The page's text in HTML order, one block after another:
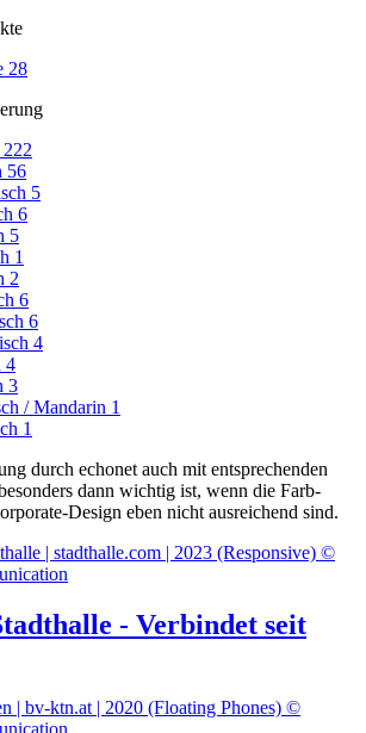
28
222
56
5
6
5
1
2
6
6
4
4
3
/ Mandarin 1
1
durch echonet auch mit entsprechenden
dann wichtig ist, wenn die Farb-
Design eben nicht ausreichend sind.
- Verbindet seit